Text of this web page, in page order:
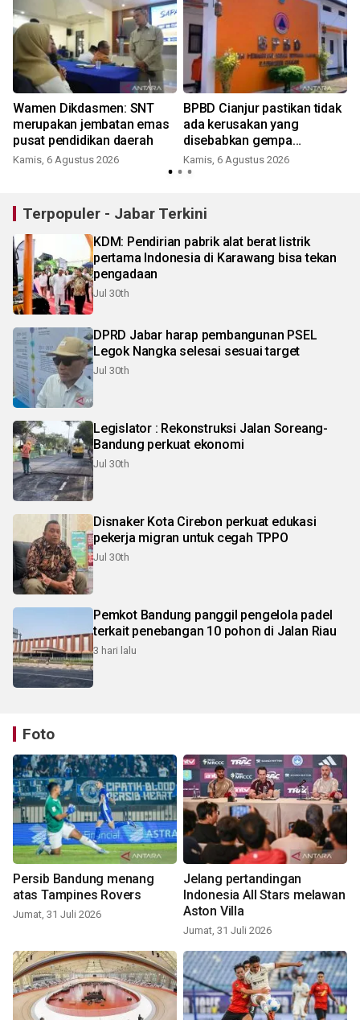
Wamen Dikdasmen: SNT
merupakan jembatan emas
pusat pendidikan daerah
Kamis, 6 Agustus 2026
BPBD Cianjur pastikan tidak
ada kerusakan yang
disebabkan gempa
Pangandaran
Kamis, 6 Agustus 2026
Terpopuler - Jabar Terkini
KDM: Pendirian pabrik alat berat listrik
pertama Indonesia di Karawang bisa tekan
pengadaan
Jul 30th
DPRD Jabar harap pembangunan PSEL
Legok Nangka selesai sesuai target
Jul 30th
Legislator : Rekonstruksi Jalan Soreang-
Bandung perkuat ekonomi
Jul 30th
Disnaker Kota Cirebon perkuat edukasi
pekerja migran untuk cegah TPPO
Jul 30th
Pemkot Bandung panggil pengelola padel
terkait penebangan 10 pohon di Jalan Riau
3 hari lalu
Foto
Persib Bandung menang
atas Tampines Rovers
Jumat, 31 Juli 2026
Jelang pertandingan
Indonesia All Stars melawan
Aston Villa
Jumat, 31 Juli 2026